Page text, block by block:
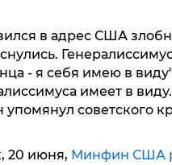
в адрес США
- я себя имею в
имеет в
советского
20 июня, Минфин США